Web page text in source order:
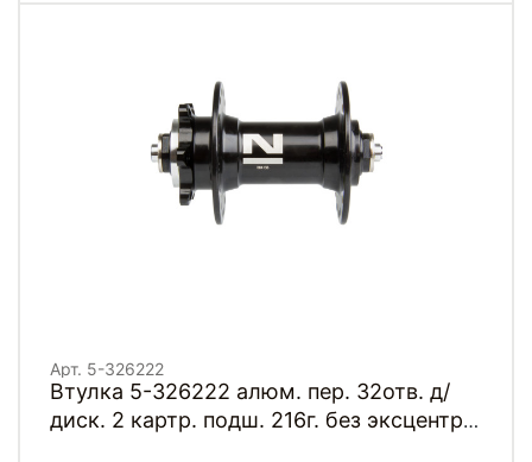
Арт. 5-326222
Втулка 5-326222 алюм. пер. 32отв. д/
диск. 2 картр. подш. 216г. без эксцентр.